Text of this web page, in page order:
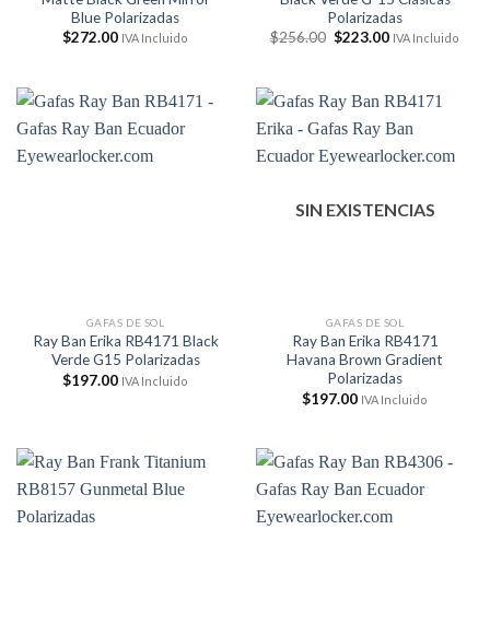
Blue Polarizadas
$272.00 IVA Incluido
Polarizadas
$256.00 El
$256.00.
$223.00El
$223.00.
IVA Incluido
GAFAS DE SOL
Ray Ban Erika RB4171 Black
Verde G15 Polarizadas
$197.00 IVA Incluido
SIN EXISTENCIAS
GAFAS DE SOL
Ray Ban Erika RB4171
Havana Brown Gradient
Polarizadas
$197.00 IVA Incluido